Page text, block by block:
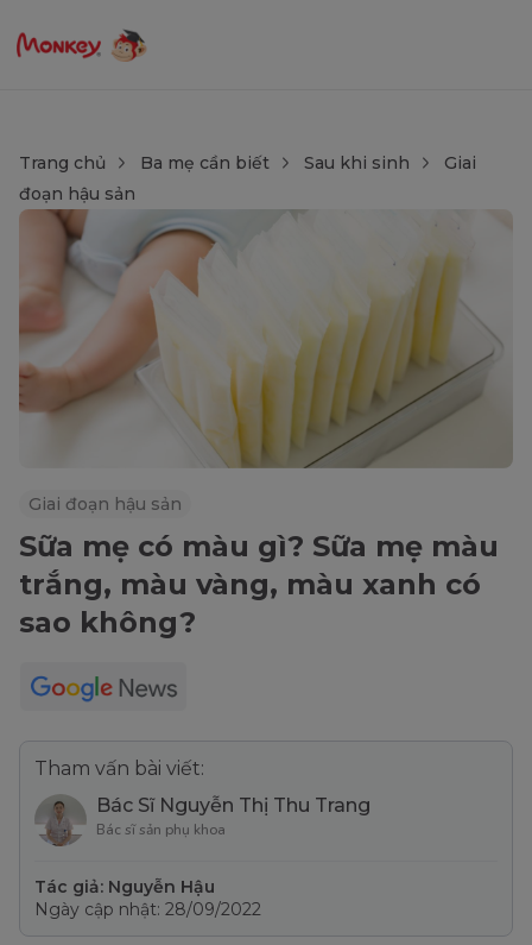
Trang chủ Ba mẹ cần biết Sau khi sinh
Giai
đoạn hậu sản
Giai đoạn hậu sản
Sữa mẹ có màu gì? Sữa mẹ màu
trắng, màu vàng, màu xanh có
sao không?
Tham vấn bài viết:
Bác Sĩ Nguyễn Thị Thu Trang
Bác sĩ sản phụ khoa
Tác giả: Nguyễn Hậu
Ngày cập nhật: 28/09/2022